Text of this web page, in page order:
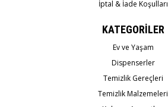
İptal & İade Koşulları
KATEGORİLER
Ev ve Yaşam
Dispenserler
Temizlik Gereçleri
Temizlik Malzemeleri